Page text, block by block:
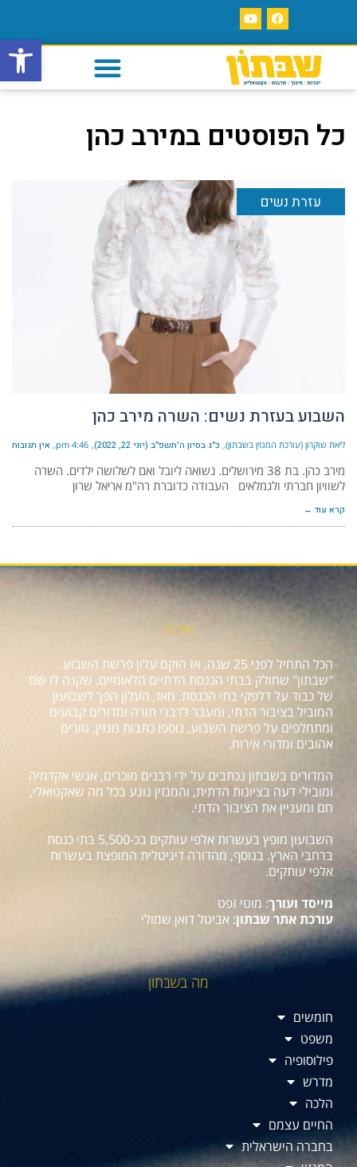
פתח
כל הפוסטים במירב כהן
עזרת נשים
השבוע בעזרת נשים: השרה מירב כהן
ליאת שוקרון (עורכת המגזין בשבתון) כ״ג בסיון ה׳תשפ״ב (יוני 22, 2022) 4:46 pm אין תגובות
מירב כהן. בת 38 מירושלים. נשואה ליובל ואם לשלושה ילדים. השרה
לשוויון חברתי ולגמלאים העבודה כדוברת רה"מ אריאל שרון
קרא עוד ←
אודות
הכל התחיל לפני 25 שנה, אז הוקם עלון פרשת השבוע
"שבתון" שחולק בבתי הכנסת הדתיים הלאומיים, שקנה לו שם
של כבוד על דלפקי בתי הכנסת. מאז, העלון הפך לשבועון
המוביל בציבור הדתי, ומעבר לדברי תורה ומדורים קבועים
ומתחלפים על פרשת השבוע, נוספו כתבות מגזין, טורים
אהובים ומדורי אירוח.
המדורים בשבתון נכתבים על ידי רבנים מוכרים, אנשי אקדמיה
ומובילי דעה בציונות הדתית, והמגזין נוגע בכל מה שאקטואלי,
חם ומעניין את הציבור הדתי.
השבועון מופץ בעשרות אלפי עותקים בכ-5,500 בתי כנסת
ברחבי הארץ. בנוסף, מהדורה דיגיטלית המופצת בעשרות
אלפי עותקים.
מייסד ועורך: מוטי זפט
עורכת אתר שבתון: אביטל דואן שמולי
מה בשבתון
חומשים
משפט
פילוסופיה
מדרש
הלכה
החיים עצמם
בחברה הישראלית